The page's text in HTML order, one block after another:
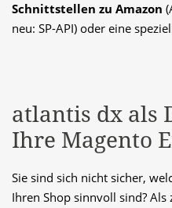
Schnittstellen zu Amazon
neu: SP-API) oder eine
atlantis dx als
Ihre Magento
Sie sind sich nicht sicher,
Ihren Shop sinnvoll sind?